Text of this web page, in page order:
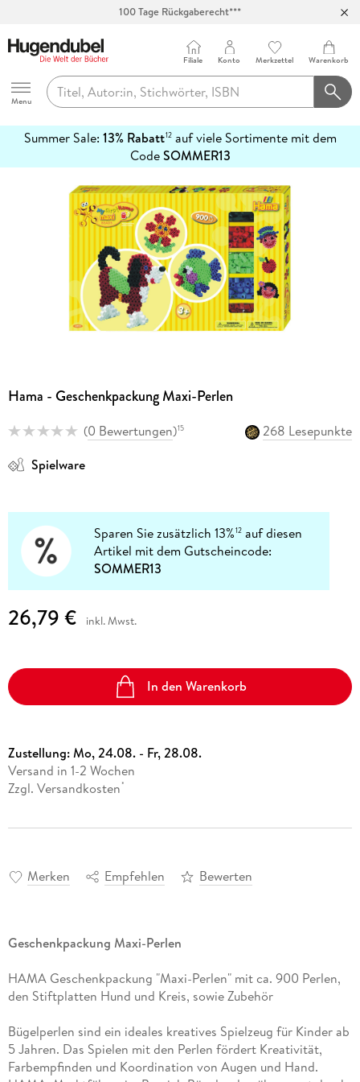
100 Tage Rückgaberecht***
Hugendubel
Menu
Filiale Konto Merkzettel Warenkorb
Summer Sale: 13% Rabatt12auf viele Sortimente mit dem
CodeSOMMER13
erfahren
Hama - Geschenkpackung Maxi-Perlen
(0 Bewertungen)15
268 Lesepunkte
Spielware
Sparen Sie zusätzlich 13%12 auf diesen
Artikel mit dem Gutscheincode:
SOMMER13
26,79 € inkl. Mwst.
In den Warenkorb
Zustellung:Mo, 24.08. - Fr, 28.08.
Versand in 1-2 Wochen
Zzgl. Versandkosten *
Merken Empfehlen Bewerten
Geschenkpackung Maxi-Perlen
HAMA Geschenkpackung "Maxi-Perlen" mit ca. 900 Perlen,
den Stiftplatten Hund und Kreis, sowie Zubehör
Bügelperlen sind ein ideales kreatives Spielzeug für Kinder ab
5 Jahren. Das Spielen mit den Perlen fördert Kreativität,
Farbempfinden und Koordination von Augen und Hand.